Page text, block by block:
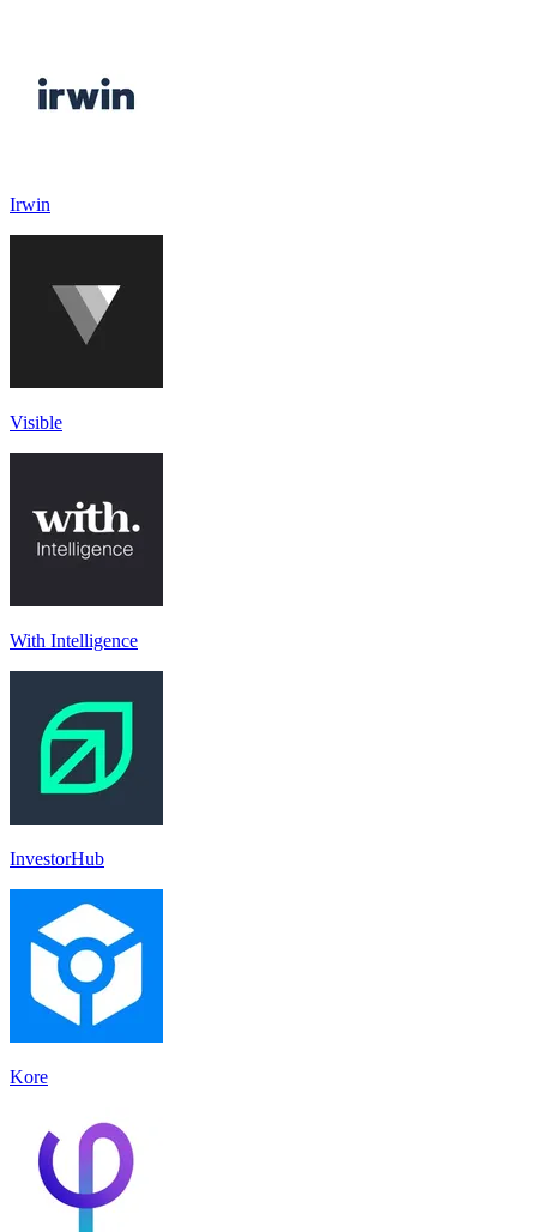
Irwin
Visible
With Intelligence
InvestorHub
Kore